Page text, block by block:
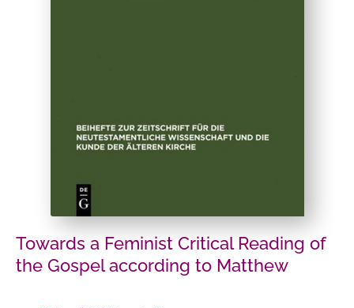
Towards a Feminist Critical Reading of
the Gospel according to Matthew